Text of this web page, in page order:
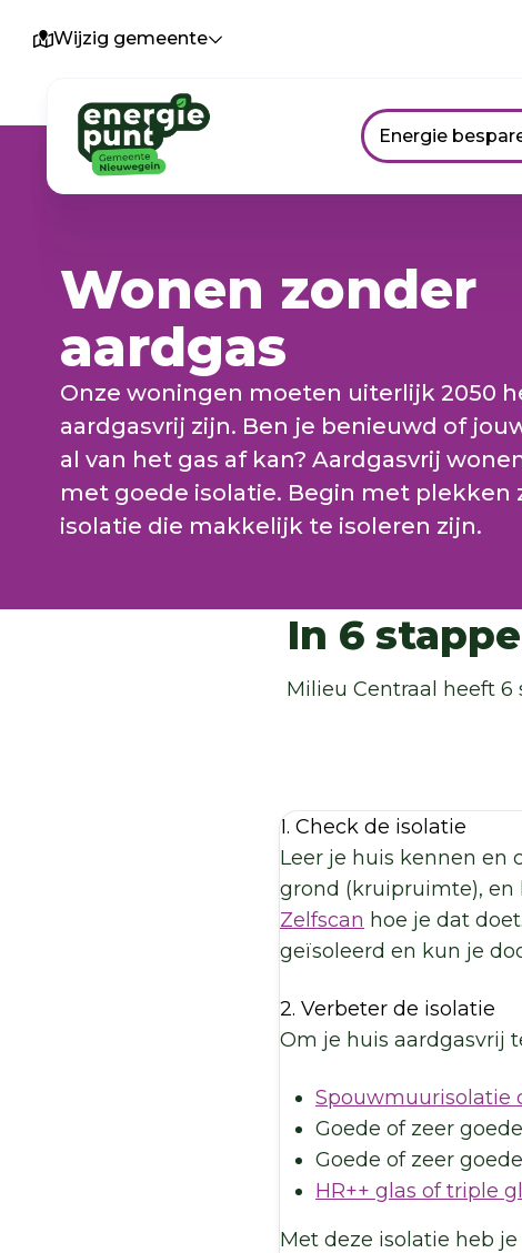
Wijzig gemeente
Energie
Wonen zonder
aardgas
Onze woningen moeten uiterlijk 2050
aardgasvrij zijn. Ben je benieuwd of
al van het gas af kan? Aardgasvrij
met goede isolatie. Begin met plekken
isolatie die makkelijk te isoleren zijn.
In 6
Milieu Centraal heeft
1. Check de isolatie
Leer je huis kennen en
grond (kruipruimte), en
Zelfscan hoe je dat
geïsoleerd en kun je
2. Verbeter de isolatie
Om je huis aardgasvrij
Spouwmuurisolatie
Goede of zeer goede
Goede of zeer goede
HR++ glas of triple
Met deze isolatie heb